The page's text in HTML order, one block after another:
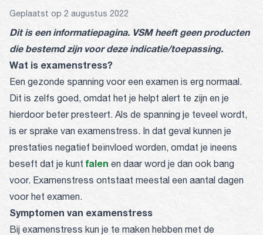
Geplaatst op 2 augustus 2022
Dit is een informatiepagina. VSM heeft geen producten
die bestemd zijn voor deze indicatie/toepassing.
Wat is examenstress?
Een gezonde spanning voor een examen is erg normaal.
Dit is zelfs goed, omdat het je helpt alert te zijn en je
hierdoor beter presteert. Als de spanning je teveel wordt,
is er sprake van examenstress. In dat geval kunnen je
prestaties negatief beïnvloed worden, omdat je ineens
beseft dat je kunt falen en daar word je dan ook bang
voor. Examenstress ontstaat meestal een aantal dagen
voor het examen.
Symptomen van examenstress
Bij examenstress kun je te maken hebben met de